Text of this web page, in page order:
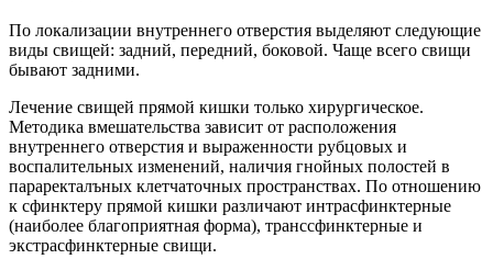
По локализации внутреннего отверстия выделяют следующие
виды свищей: задний, передний, боковой. Чаще всего свищи
бывают задними.
Лечение свищей прямой кишки только хирургическое.
Методика вмешательства зависит от расположения
внутреннего отверстия и выраженности рубцовых и
воспалительных изменений, наличия гнойных полостей в
параректалъных клетчаточных пространствах. По отношению
к сфинктеру прямой кишки различают интрасфинктерные
(наиболее благоприятная форма), транссфинктерные и
экстрасфинктерные свищи.